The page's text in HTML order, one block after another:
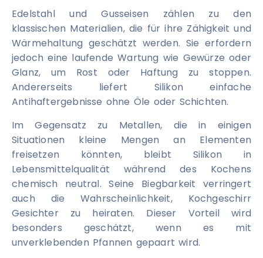
Edelstahl und Gusseisen zählen zu den
klassischen Materialien, die für ihre Zähigkeit und
Wärmehaltung geschätzt werden. Sie erfordern
jedoch eine laufende Wartung wie Gewürze oder
Glanz, um Rost oder Haftung zu stoppen.
Andererseits liefert Silikon einfache
Antihaftergebnisse ohne Öle oder Schichten.
Im Gegensatz zu Metallen, die in einigen
Situationen kleine Mengen an Elementen
freisetzen könnten, bleibt Silikon in
Lebensmittelqualität während des Kochens
chemisch neutral. Seine Biegbarkeit verringert
auch die Wahrscheinlichkeit, Kochgeschirr
Gesichter zu heiraten. Dieser Vorteil wird
besonders geschätzt, wenn es mit
unverklebenden Pfannen gepaart wird.